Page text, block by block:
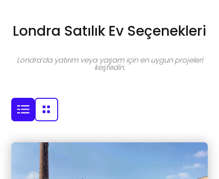
Londra Satılık Ev Seçenekleri
Londra’da yatırım veya yaşam için en uygun projeleri
keşfedin.